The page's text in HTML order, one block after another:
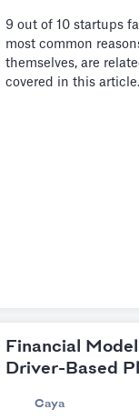
9 out of 10 startups
most common
themselves, are
covered in this article.
Financial
Driver-Based
Caya